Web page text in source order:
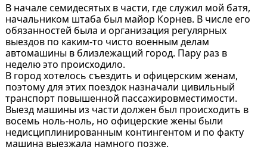
В начале семидесятых в части, где служил мой батя,
начальником штаба был майор Корнев. В числе его
обязанностей была и организация регулярных
выездов по каким-то чисто военным делам
автомашины в близлежащий город. Пару раз в
неделю это происходило.
В город хотелось съездить и офицерским женам,
поэтому для этих поездок назначали цивильный
транспорт повышенной пассажировместимости.
Выезд машины из части должен был происходить в
восемь ноль-ноль, но офицерские жены были
недисциплинированным контингентом и по факту
машина выезжала намного позже.